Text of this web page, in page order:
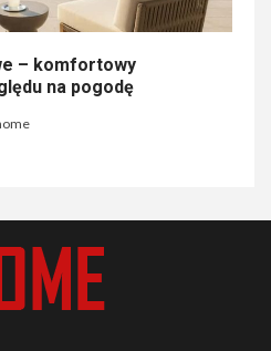
– komfortowy
na pogodę